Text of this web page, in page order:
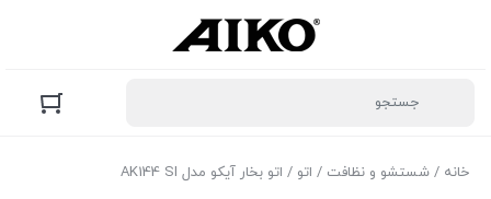
خانه / شستشو و نظافت / اتو / اتو بخار آیکو مدل AK144 SI